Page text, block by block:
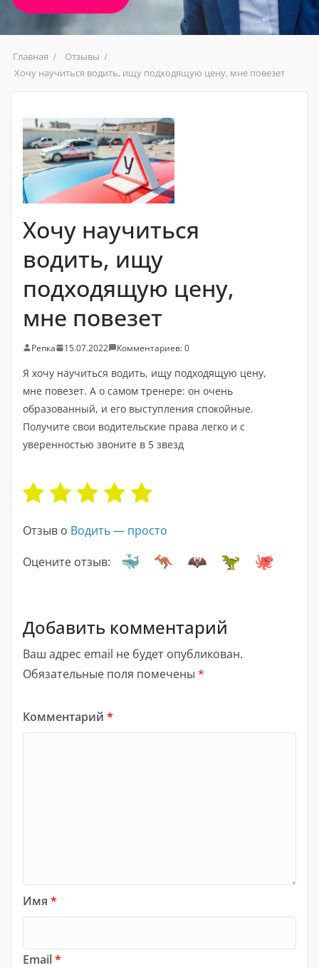
Главная
Отзывы
Хочу научиться водить, ищу подходящую цену, мне повезет
Хочу научиться
водить, ищу
подходящую цену,
мне повезет
Репка 15.07.2022 Комментариев: 0
Я хочу научиться водить, ищу подходящую цену,
мне повезет. А о самом тренере: он очень
образованный, и его выступления спокойные.
Получите свои водительские права легко и с
уверенностью звоните в 5 звезд
Отзыв о Водить — просто
Оцените отзыв:
Добавить комментарий
Ваш адрес email не будет опубликован.
Обязательные поля помечены *
Комментарий *
Имя *
Email*